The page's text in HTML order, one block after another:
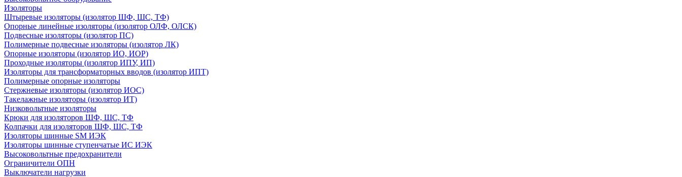
Изоляторы
Штыревые изоляторы (изолятор ШФ, ШС, ТФ)
Опорные линейные изоляторы (изолятор ОЛФ, ОЛСК)
Подвесные изоляторы (изолятор ПС)
Полимерные подвесные изоляторы (изолятор ЛК)
Опорные изоляторы (изолятор ИО, ИОР)
Проходные изоляторы (изолятор ИПУ, ИП)
Изоляторы для трансформаторных вводов (изолятор ИПТ)
Полимерные опорные изоляторы
Стержневые изоляторы (изолятор ИОС)
Такелажные изоляторы (изолятор ИТ)
Низковольтные изоляторы
Крюки для изоляторов ШФ, ШС, ТФ
Колпачки для изоляторов ШФ, ШС, ТФ
Изоляторы шинные SM ИЭК
Изоляторы шинные ступенчатые ИС ИЭК
Высоковольтные предохранители
Ограничители ОПН
Выключатели нагрузки